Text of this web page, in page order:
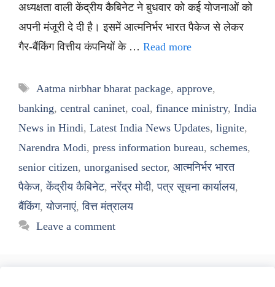
अध्यक्षता वाली केंद्रीय कैबिनेट ने बुधवार को कई योजनाओं को
अपनी मंजूरी दे दी है। इसमें आत्मनिर्भर भारत पैकेज से लेकर
गैर-बैंकिंग वित्तीय कंपनियों के … Read more
Tags
Aatma nirbhar bharat package, approve,
banking, central caninet, coal, finance ministry, India
News in Hindi, Latest India News Updates, lignite,
Narendra Modi, press information bureau, schemes,
senior citizen, unorganised sector, आत्मनिर्भर भारत
पैकेज,केंद्रीय कैबिनेट,नरेंद्र मोदी,पत्र सूचना कार्यालय,
बैंकिंग,योजनाएं,वित्त मंत्रालय
Leave a comment